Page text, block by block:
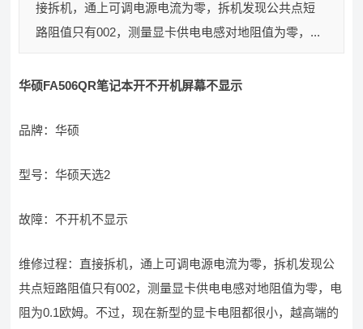
接拆机，通上可调电源电流为零，拆机发现公共点短
路阻值只有002，测量显卡供电电感对地阻值为零，...
华硕FA506QR笔记本开不开机屏幕不显示
品牌：华硕
型号：华硕天选2
故障：不开机不显示
维修过程：直接拆机，通上可调电源电流为零，拆机发现公
共点短路阻值只有002，测量显卡供电电感对地阻值为零，电
阻为0.1欧姆。不过，现在新型的显卡电阻都很小，越高端的